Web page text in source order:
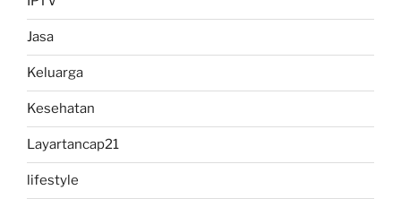
Jasa
Keluarga
Kesehatan
Layartancap21
lifestyle